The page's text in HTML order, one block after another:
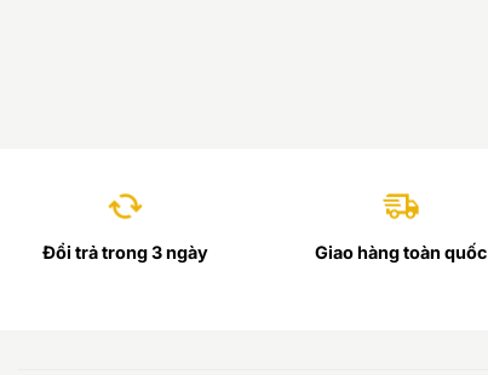
Đổi trả trong 3 ngày Giao hàng toàn quốc